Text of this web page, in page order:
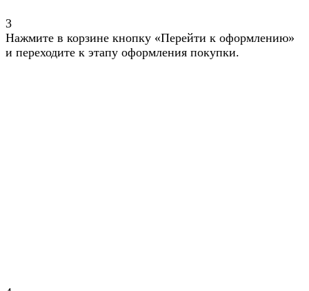
3
Нажмите в корзине кнопку «Перейти к оформлению»
и переходите к этапу оформления покупки.